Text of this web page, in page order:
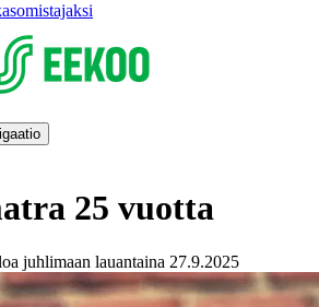
25 vuotta
juhlimaan lauantaina 27.9.2025